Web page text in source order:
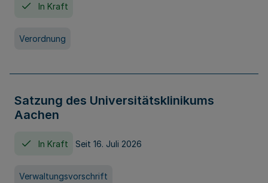
In Kraft
Verordnung
Satzung des Universitätsklinikums
Aachen
In Kraft Seit 16. Juli 2026
Verwaltungsvorschrift